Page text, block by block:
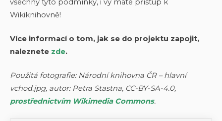
všechny tyto podmínky, i vy máte přístup k
Wikiknihovně!
Více informací o tom, jak se do projektu zapojit,
naleznete zde.
Použitá fotografie: Národní knihovna ČR – hlavní
vchod.jpg, autor: Petra Stastna, CC-BY-SA-4.0,
prostřednictvím Wikimedia Commons.